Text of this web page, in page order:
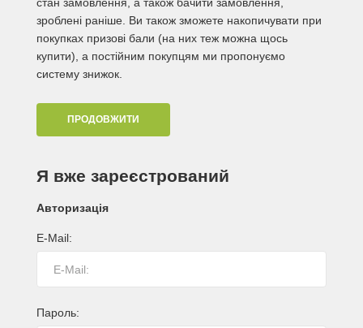
зроблені раніше. Ви також зможете накопичувати при
покупках призові бали (на них теж можна щось
купити), а постійним покупцям ми пропонуємо
систему знижок.
ПРОДОВЖИТИ
Я вже зареєстрований
Авторизація
E-Mail:
Пароль: